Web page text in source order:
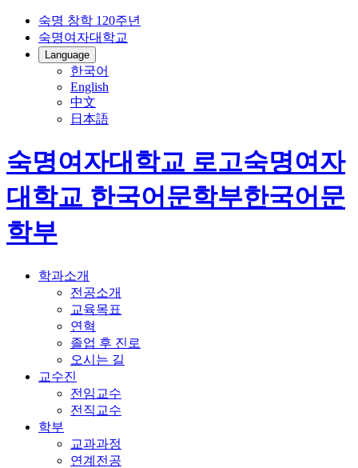
숙명 창학 120주년
숙명여자대학교
Language
한국어
English
中文
日本語
숙명여자대학교 로고숙명여자
대학교 한국어문학부한국어문
학부
학과소개
전공소개
교육목표
연혁
졸업 후 진로
오시는 길
교수진
전임교수
전직교수
학부
교과과정
연계전공